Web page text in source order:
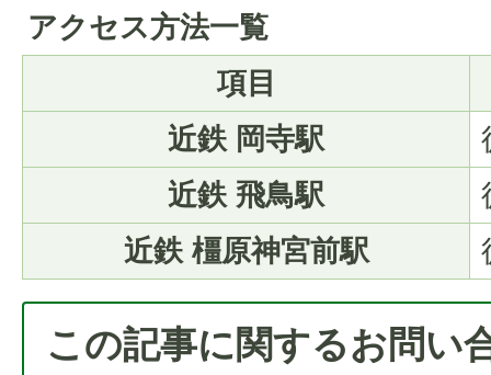
アクセス方法一覧
項目
近鉄 岡寺駅
近鉄 飛鳥駅
近鉄 橿原神宮前駅
この記事に関するお問い